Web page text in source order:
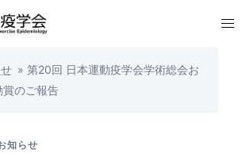
» 第20回 日本運動疫学会学術総会お
賞のご報告
知らせ